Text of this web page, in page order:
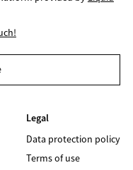
Legal
Data protection policy
Terms of use